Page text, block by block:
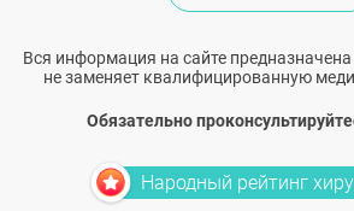
Вся информация на сайте
не заменяет квалифицированную
Обязательно
Народный рейтинг